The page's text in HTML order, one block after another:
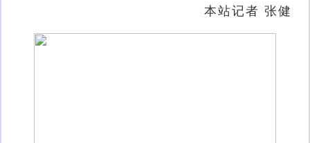
本站记者 张健